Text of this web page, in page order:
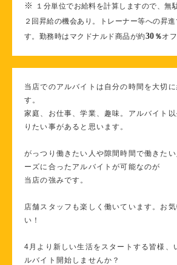
※
１分単位でお給料を計算しますので、無
２回昇給の機会あり。トレーナー等への昇
す。勤務時はマクドナルド商品が約30 ％オ
当店でのアルバイトは自分の時間を大切
す。
家庭、お仕事、学業、趣味。アルバイト
りたい事があると思います。
がっつり働きたい人や隙間時間で働きた
ーズに合ったアルバイトが可能なのが
当店の強みです。
店舗スタッフも楽しく働いています。お
い！
4月より新しい生活をスタートする皆様、
ルバイト開始しませんか？